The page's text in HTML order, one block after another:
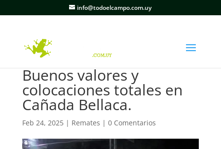
info@todoelcampo.com.uy
Buenos valores y
colocaciones totales en
Cañada Bellaca.
Feb 24, 2025| Remates | 0 Comentarios